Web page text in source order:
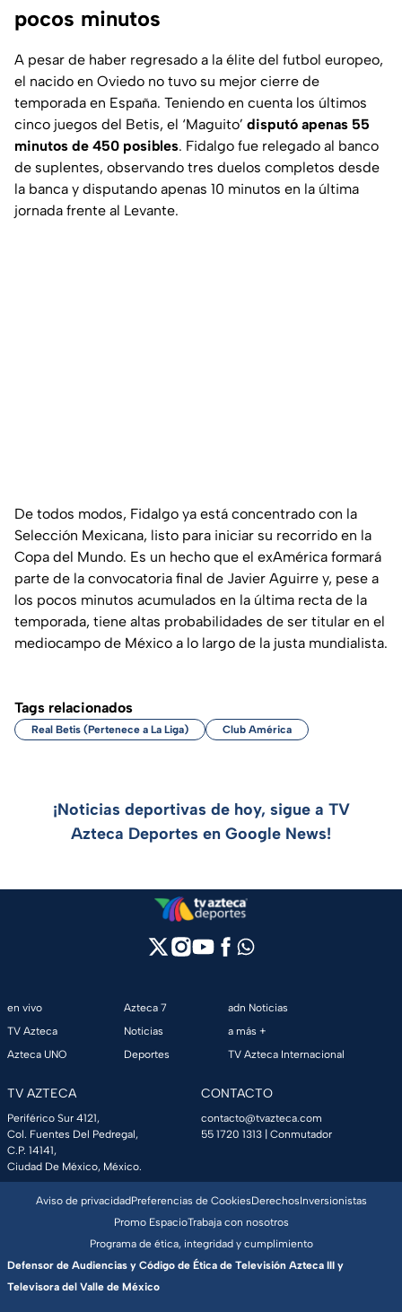
pocos minutos
A pesar de haber regresado a la élite del futbol europeo,
el nacido en Oviedo no tuvo su mejor cierre de
temporada en España. Teniendo en cuenta los últimos
cinco juegos del Betis, el ‘Maguito’ disputó apenas 55
minutos de 450 posibles. Fidalgo fue relegado al banco
de suplentes, observando tres duelos completos desde
la banca y disputando apenas 10 minutos en la última
jornada frente al Levante.
De todos modos, Fidalgo ya está concentrado con la
Selección Mexicana, listo para iniciar su recorrido en la
Copa del Mundo. Es un hecho que el exAmérica formará
parte de la convocatoria final de Javier Aguirre y, pese a
los pocos minutos acumulados en la última recta de la
temporada, tiene altas probabilidades de ser titular en el
mediocampo de México a lo largo de la justa mundialista.
Tags relacionados
Real Betis (Pertenece a La Liga) Club América
¡Noticias deportivas de hoy, sigue a TV
Azteca Deportes en Google News!
en vivo
TV Azteca
Azteca UNO
Azteca 7
Noticias
Deportes
adn Noticias
a más +
TV Azteca Internacional
TV AZTECA
Periférico Sur 4121,
Col. Fuentes Del Pedregal,
C.P. 14141,
Ciudad De México, México.
CONTACTO
contacto@tvazteca.com
55 1720 1313 | Conmutador
Aviso de privacidadPreferencias de CookiesDerechosInversionistas
Promo EspacioTrabaja con nosotros
Programa de ética, integridad y cumplimiento
Defensor de Audiencias y Código de Ética de Televisión Azteca III y
Televisora del Valle de México